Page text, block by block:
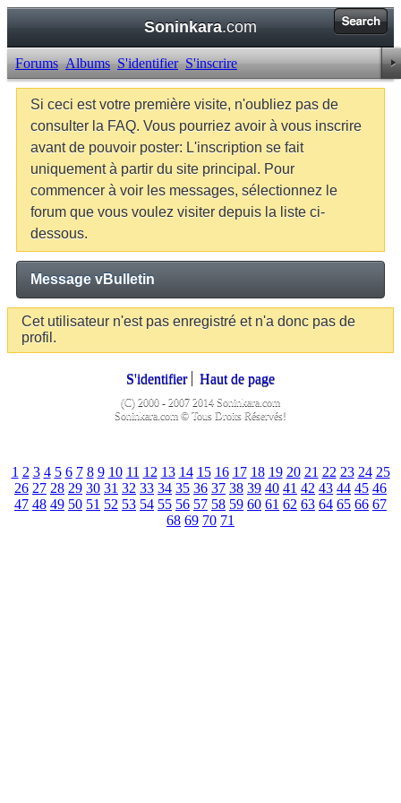
Soninkara.com
Forums Albums S'identifier S'inscrire
Si ceci est votre première visite, n'oubliez pas de
consulter la FAQ. Vous pourriez avoir à vous inscrire
avant de pouvoir poster: L'inscription se fait
uniquement à partir du site principal. Pour
commencer à voir les messages, sélectionnez le
forum que vous voulez visiter depuis la liste ci-
dessous.
Message vBulletin
Cet utilisateur n'est pas enregistré et n'a donc pas de
profil.
S'identifier Haut de page
(C) 2000 - 2007 2014 Soninkara.com
Soninkara.com © Tous Droits Réservés!
1 2 3 4 5 6 7 8 9 10 11 12 13 14 15 16 17 18 19 20 21 22 23 24 25
26 27 28 29 30 31 32 33 34 35 36 37 38 39 40 41 42 43 44 45 46
47 48 49 50 51 52 53 54 55 56 57 58 59 60 61 62 63 64 65 66 67
68 69 70 71